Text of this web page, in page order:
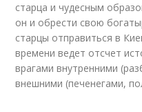
старца и чудесным
он и обрести свою
старцы отправиться в
времени ведет отсчет
врагами внутренними
внешними (печенегами,